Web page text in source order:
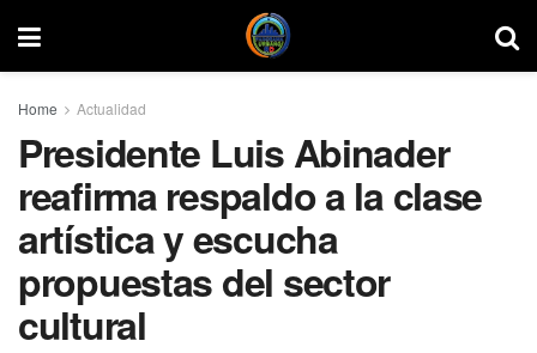
Home Actualidad
Presidente Luis Abinader
reafirma respaldo a la clase
artística y escucha
propuestas del sector
cultural